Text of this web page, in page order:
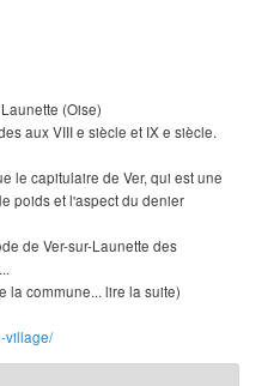
(Oise)
aux VIII e siècle et IX e siècle.
le capitulaire de Ver, qui est une
poids et l'aspect du denier
de Ver-sur-Launette des
la commune... lire la suite)
village/